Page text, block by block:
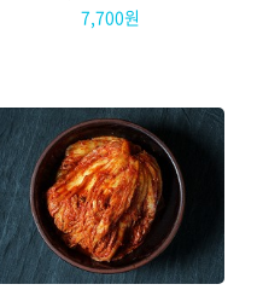
7,700원